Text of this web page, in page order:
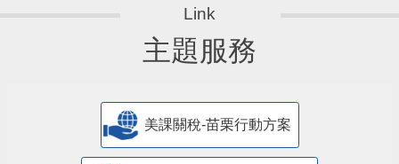
主題服務
美課關稅-苗栗行動方案